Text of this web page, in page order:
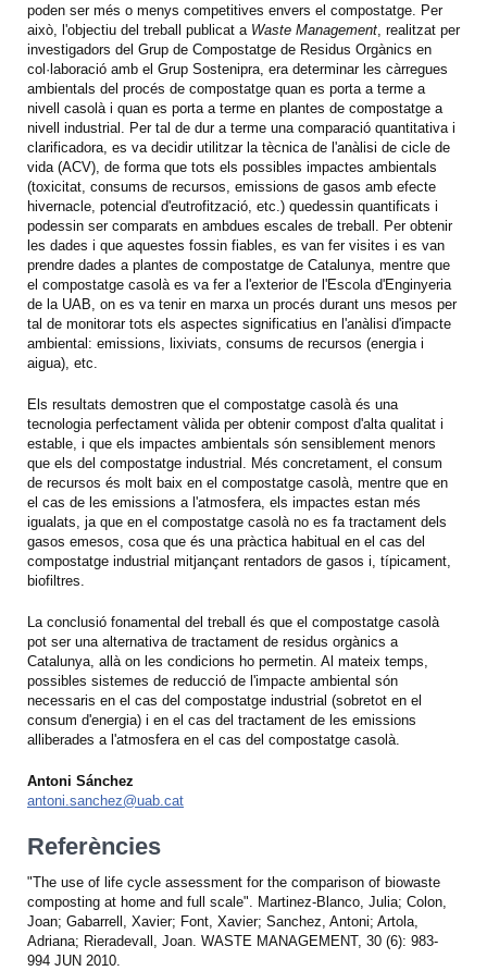
poden ser més o menys competitives envers el compostatge. Per
això, l'objectiu del treball publicat a Waste Management , realitzat per
investigadors del Grup de Compostatge de Residus Orgànics en
col·laboració amb el Grup Sostenipra, era determinar les càrregues
ambientals del procés de compostatge quan es porta a terme a
nivell casolà i quan es porta a terme en plantes de compostatge a
nivell industrial. Per tal de dur a terme una comparació quantitativa i
clarificadora, es va decidir utilitzar la tècnica de l'anàlisi de cicle de
vida (ACV), de forma que tots els possibles impactes ambientals
(toxicitat, consums de recursos, emissions de gasos amb efecte
hivernacle, potencial d'eutrofització, etc.) quedessin quantificats i
podessin ser comparats en ambdues escales de treball. Per obtenir
les dades i que aquestes fossin fiables, es van fer visites i es van
prendre dades a plantes de compostatge de Catalunya, mentre que
el compostatge casolà es va fer a l'exterior de l'Escola d'Enginyeria
de la UAB, on es va tenir en marxa un procés durant uns mesos per
tal de monitorar tots els aspectes significatius en l'anàlisi d'impacte
ambiental: emissions, lixiviats, consums de recursos (energia i
aigua), etc.
Els resultats demostren que el compostatge casolà és una
tecnologia perfectament vàlida per obtenir compost d'alta qualitat i
estable, i que els impactes ambientals són sensiblement menors
que els del compostatge industrial. Més concretament, el consum
de recursos és molt baix en el compostatge casolà, mentre que en
el cas de les emissions a l'atmosfera, els impactes estan més
igualats, ja que en el compostatge casolà no es fa tractament dels
gasos emesos, cosa que és una pràctica habitual en el cas del
compostatge industrial mitjançant rentadors de gasos i, típicament,
biofiltres.
La conclusió fonamental del treball és que el compostatge casolà
pot ser una alternativa de tractament de residus orgànics a
Catalunya, allà on les condicions ho permetin. Al mateix temps,
possibles sistemes de reducció de l'impacte ambiental són
necessaris en el cas del compostatge industrial (sobretot en el
consum d'energia) i en el cas del tractament de les emissions
alliberades a l'atmosfera en el cas del compostatge casolà.
Antoni Sánchez
antoni.sanchez@uab.cat
Referències
"The use of life cycle assessment for the comparison of biowaste
composting at home and full scale". Martinez-Blanco, Julia; Colon,
Joan; Gabarrell, Xavier; Font, Xavier; Sanchez, Antoni; Artola,
Adriana; Rieradevall, Joan. WASTE MANAGEMENT, 30 (6): 983-
994 JUN 2010.